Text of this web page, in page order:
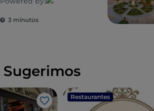
3 minutos
Sugerimos
Me gusta
Restaurantes